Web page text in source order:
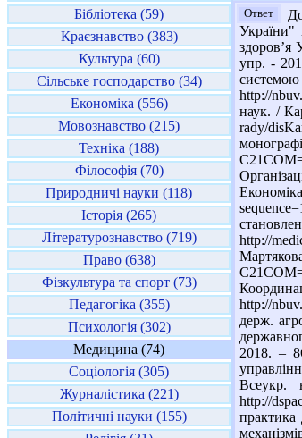
Бібліотека (59)
Краєзнавство (383)
Культура (60)
Сільське господарство (34)
Економіка (556)
Мовознавство (215)
Техніка (188)
Філософія (70)
Природничі науки (118)
Історія (265)
Літературознавство (719)
Право (638)
Фізкультура та спорт (73)
Педагогіка (355)
Психологія (302)
Медицина (74)
Соціологія (305)
Журналістика (221)
Політичні науки (155)
Ответ
України"
упр. -
http://
наук. /
rady/
http://
http://
держ.
2018. –
Всеукр.
http://